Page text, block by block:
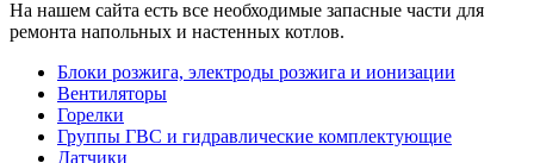
На нашем сайта есть все необходимые запасные части для
ремонта напольных и настенных котлов.
Блоки розжига, электроды розжига и ионизации
Вентиляторы
Горелки
Группы ГВС и гидравлические комплектующие
Датчики